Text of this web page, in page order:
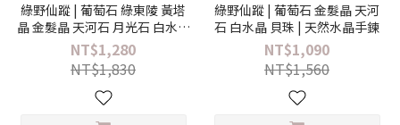
綠野仙蹤 | 葡萄石 綠東陵 黃塔
晶 金髮晶 天河石 月光石 白水晶
貝珠 | 天然水晶項鍊
NT$1,280
NT$1,830
綠野仙蹤 | 葡萄石 金髮晶 天河
石 白水晶 貝珠 | 天然水晶手鍊
NT$1,090
NT$1,560